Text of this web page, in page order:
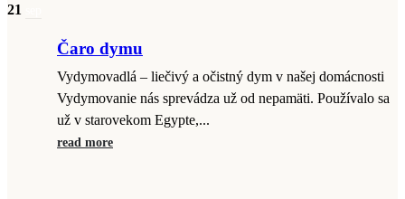
21
Čaro dymu
Vydymovadlá – liečivý a očistný dym v našej domácnosti
Vydymovanie nás sprevádza už od nepamäti. Používalo sa
už v starovekom Egypte,...
read more